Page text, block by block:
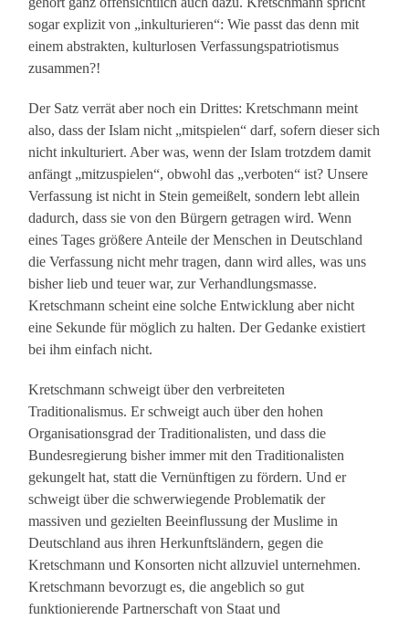
sogar explizit von „inkulturieren“: Wie passt das denn mit
einem abstrakten, kulturlosen Verfassungspatriotismus
zusammen?!
Der Satz verrät aber noch ein Drittes: Kretschmann meint
also, dass der Islam nicht „mitspielen“ darf, sofern dieser sich
nicht inkulturiert. Aber was, wenn der Islam trotzdem damit
anfängt „mitzuspielen“, obwohl das „verboten“ ist? Unsere
Verfassung ist nicht in Stein gemeißelt, sondern lebt allein
dadurch, dass sie von den Bürgern getragen wird. Wenn
eines Tages größere Anteile der Menschen in Deutschland
die Verfassung nicht mehr tragen, dann wird alles, was uns
bisher lieb und teuer war, zur Verhandlungsmasse.
Kretschmann scheint eine solche Entwicklung aber nicht
eine Sekunde für möglich zu halten. Der Gedanke existiert
bei ihm einfach nicht.
Kretschmann schweigt über den verbreiteten
Traditionalismus. Er schweigt auch über den hohen
Organisationsgrad der Traditionalisten, und dass die
Bundesregierung bisher immer mit den Traditionalisten
gekungelt hat, statt die Vernünftigen zu fördern. Und er
schweigt über die schwerwiegende Problematik der
massiven und gezielten Beeinflussung der Muslime in
Deutschland aus ihren Herkunftsländern, gegen die
Kretschmann und Konsorten nicht allzuviel unternehmen.
Kretschmann bevorzugt es, die angeblich so gut
funktionierende Partnerschaft von Staat und